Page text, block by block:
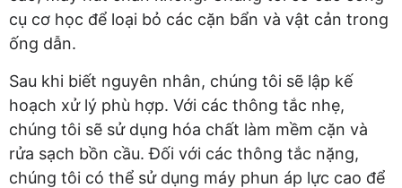
cụ cơ học để loại bỏ các cặn bẩn và vật cản trong
ống dẫn.
Sau khi biết nguyên nhân, chúng tôi sẽ lập kế
hoạch xử lý phù hợp. Với các thông tắc nhẹ,
chúng tôi sẽ sử dụng hóa chất làm mềm cặn và
rửa sạch bồn cầu. Đối với các thông tắc nặng,
chúng tôi có thể sử dụng máy phun áp lực cao để